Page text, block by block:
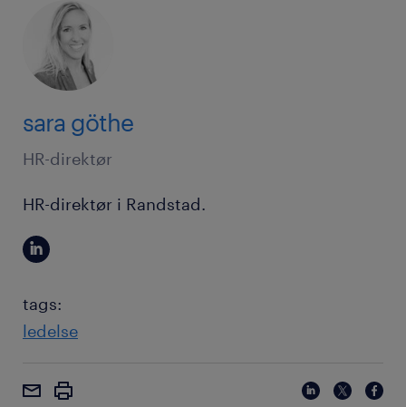
sara göthe
HR-direktør
HR-direktør i Randstad.
tags:
ledelse